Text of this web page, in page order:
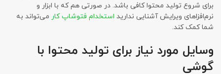
برای شروع تولید محتوا کافی باشد. در صورتی هم که با ابزار و
نرم‌افزاهای ویرایش آشنایی ندارید استخدام فتوشاپ کار می‌تواند به
شما کمک کند.
وسایل مورد نیاز برای تولید محتوا با
گوشی